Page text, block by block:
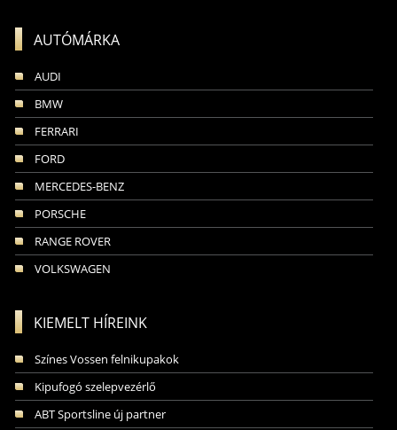
AUTÓMÁRKA
AUDI
BMW
FERRARI
FORD
MERCEDES-BENZ
PORSCHE
RANGE ROVER
VOLKSWAGEN
KIEMELT HÍREINK
Színes Vossen felnikupakok
Kipufogó szelepvezérlő
ABT Sportsline új partner